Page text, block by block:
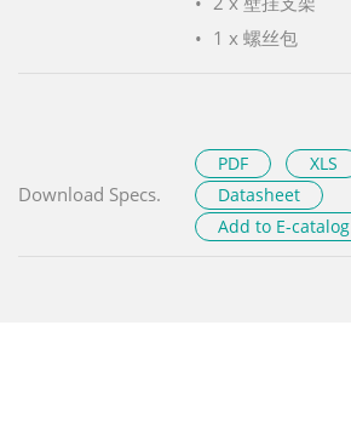
1 x 螺丝包
Download Specs.
PDF
XLS
Datasheet
Add to E-catalog